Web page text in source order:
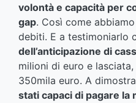
volontà e capacità per
gap. Così come
debiti. E a testimoniarlo
dell’anticipazione di
milioni di euro e
350mila euro. A
stati capaci di pagare